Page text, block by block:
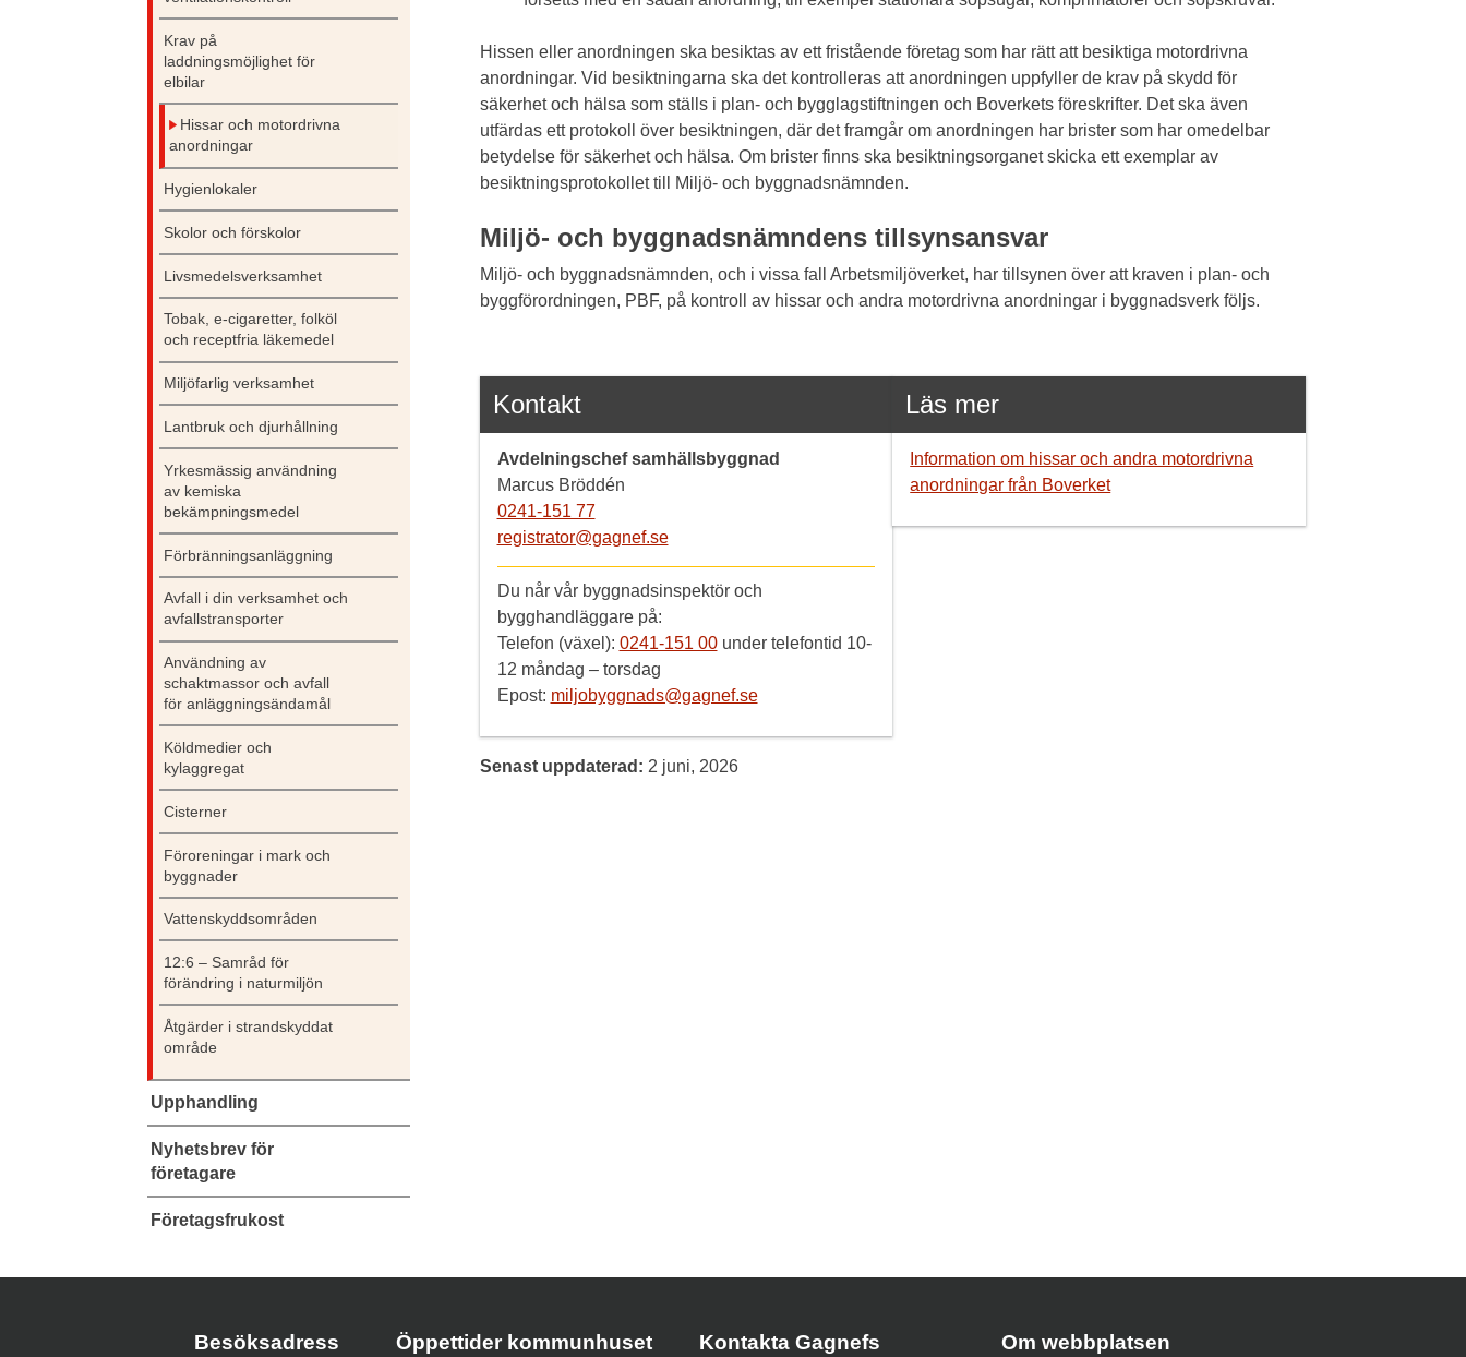
Krav på
laddningsmöjlighet för
elbilar
Hissar och motordrivna
anordningar
Hygienlokaler
Skolor och förskolor
Livsmedelsverksamhet
Tobak, e-cigaretter, folköl
och receptfria läkemedel
Miljöfarlig verksamhet
Lantbruk och djurhållning
Yrkesmässig användning
av kemiska
bekämpningsmedel
Förbränningsanläggning
Avfall i din verksamhet och
avfallstransporter
Användning av
schaktmassor och avfall
för anläggningsändamål
Köldmedier och
kylaggregat
Cisterner
Föroreningar i mark och
byggnader
Vattenskyddsområden
12:6 – Samråd för
förändring i naturmiljön
Åtgärder i strandskyddat
område
Upphandling
Nyhetsbrev för
företagare
Företagsfrukost
Hissen eller anordningen ska besiktas av ett fristående företag som har rätt att besiktiga motordrivna
anordningar. Vid besiktningarna ska det kontrolleras att anordningen uppfyller de krav på skydd för
säkerhet och hälsa som ställs i plan- och bygglagstiftningen och Boverkets föreskrifter. Det ska även
utfärdas ett protokoll över besiktningen, där det framgår om anordningen har brister som har omedelbar
betydelse för säkerhet och hälsa. Om brister finns ska besiktningsorganet skicka ett exemplar av
besiktningsprotokollet till Miljö- och byggnadsnämnden.
Miljö- och byggnadsnämndens tillsynsansvar
Miljö- och byggnadsnämnden, och i vissa fall Arbetsmiljöverket, har tillsynen över att kraven i plan- och
byggförordningen, PBF, på kontroll av hissar och andra motordrivna anordningar i byggnadsverk följs.
Kontakt
Avdelningschef samhällsbyggnad
Marcus Bröddén
0241-151 77
registrator@gagnef.se
Du når vår byggnadsinspektör och
bygghandläggare på:
Telefon (växel): 0241-151 00under telefontid 10-
12 måndag – torsdag
Epost: miljobyggnads@gagnef.se
Läs mer
Information om hissar och andra motordrivna
anordningar från Boverket
Senast uppdaterad: 2 juni, 2026
Besöksadress Öppettider kommunhuset
Kontakta Gagnefs
Om webbplatsen